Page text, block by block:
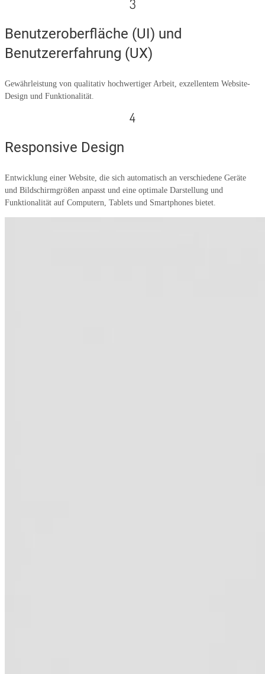
Benutzeroberfläche (UI) und
Benutzererfahrung (UX)
Gewährleistung von qualitativ hochwertiger Arbeit, exzellentem Website-
Design und Funktionalität.
4
Responsive Design
Entwicklung einer Website, die sich automatisch an verschiedene Geräte
und Bildschirmgrößen anpasst und eine optimale Darstellung und
Funktionalität auf Computern, Tablets und Smartphones bietet.